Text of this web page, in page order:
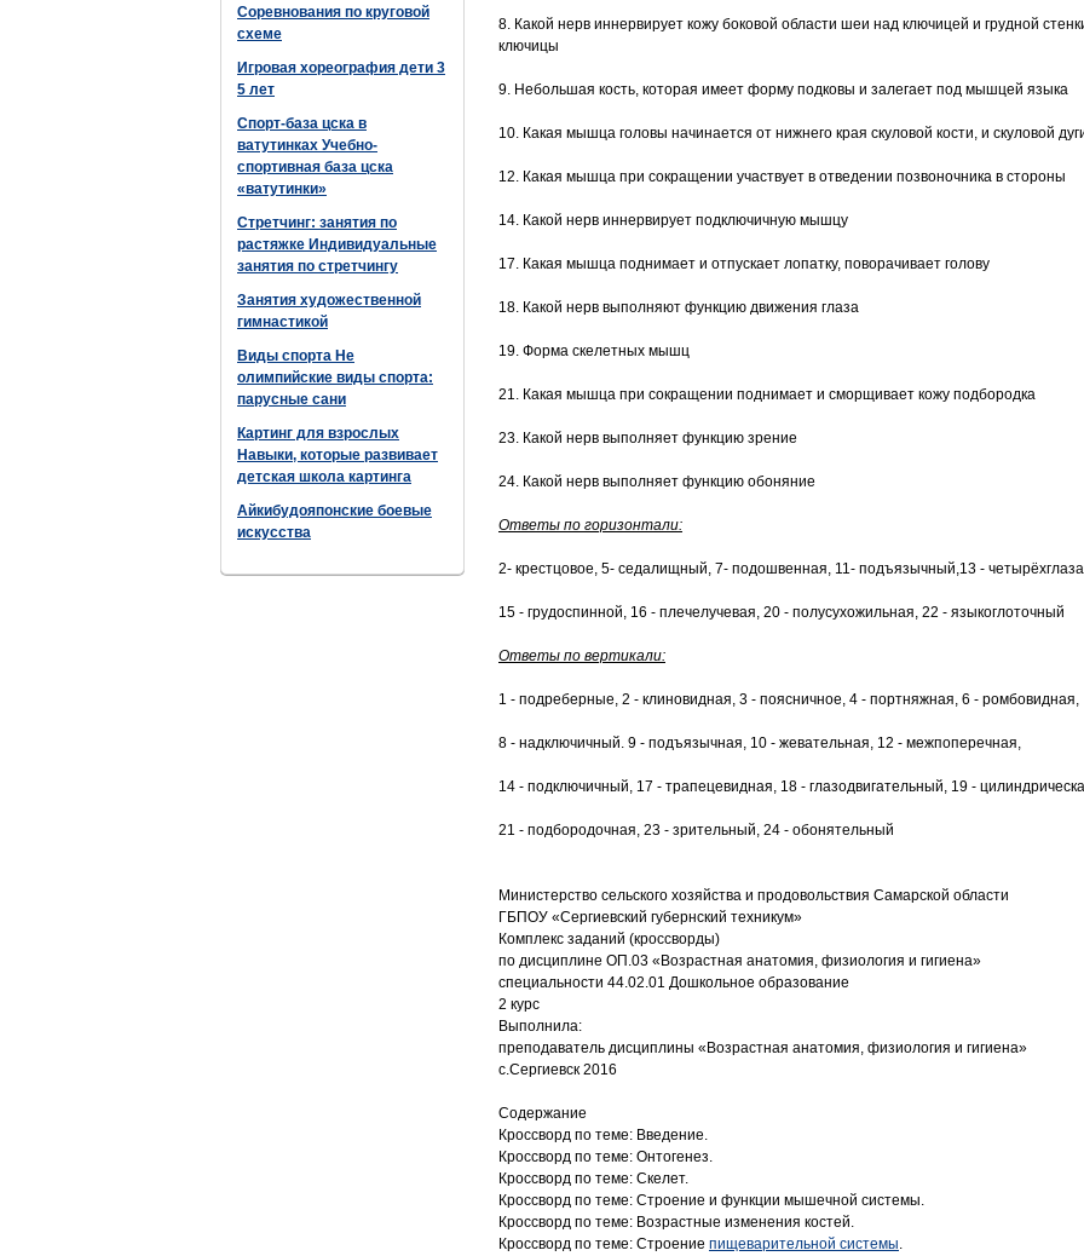
Соревнования по круговой
схеме
Игровая хореография дети 3
5 лет
Спорт-база цска в
ватутинках Учебно-
спортивная база цска
«ватутинки»
Стретчинг: занятия по
растяжке Индивидуальные
занятия по стретчингу
Занятия художественной
гимнастикой
Виды спорта Не
олимпийские виды спорта:
парусные сани
Картинг для взрослых
Навыки, которые развивает
детская школа картинга
Айкибудояпонские боевые
искусства
8. Какой нерв иннервирует кожу боковой области шеи над ключицей и грудной
ключицы
9. Небольшая кость, которая имеет форму подковы и залегает под мышцей языка
10. Какая мышца головы начинается от нижнего края скуловой кости, и скуловой
12. Какая мышца при сокращении участвует в отведении позвоночника в стороны
14. Какой нерв иннервирует подключичную мышцу
17. Какая мышца поднимает и отпускает лопатку, поворачивает голову
18. Какой нерв выполняют функцию движения глаза
19. Форма скелетных мышц
21. Какая мышца при сокращении поднимает и сморщивает кожу подбородка
23. Какой нерв выполняет функцию зрение
24. Какой нерв выполняет функцию обоняние
Ответы по горизонтали:
2- крестцовое, 5- седалищный, 7- подошвенная, 11- подъязычный,13 -
15 - грудоспинной, 16 - плечелучевая, 20 - полусухожильная, 22 - языкоглоточный
Ответы по вертикали:
1 - подреберные, 2 - клиновидная, 3 - поясничное, 4 - портняжная, 6 - ромбовидная,
8 - надключичный. 9 - подъязычная, 10 - жевательная, 12 - межпоперечная,
14 - подключичный, 17 - трапецевидная, 18 - глазодвигательный, 19 -
21 - подбородочная, 23 - зрительный, 24 - обонятельный
Министерство сельского хозяйства и продовольствия Самарской области
ГБПОУ «Сергиевский губернский техникум»
Комплекс заданий (кроссворды)
по дисциплине ОП.03 «Возрастная анатомия, физиология и гигиена»
специальности 44.02.01 Дошкольное образование
2 курс
Выполнила:
преподаватель дисциплины «Возрастная анатомия, физиология и гигиена»
с.Сергиевск 2016
Содержание
Кроссворд по теме: Введение.
Кроссворд по теме: Онтогенез.
Кроссворд по теме: Скелет.
Кроссворд по теме: Строение и функции мышечной системы.
Кроссворд по теме: Возрастные изменения костей.
Кроссворд по теме: Строение пищеварительной системы.